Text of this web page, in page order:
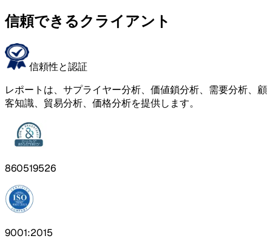
信頼できるクライアント
信頼性と認証
レポートは、サプライヤー分析、価値鎖分析、需要分析、顧
客知識、貿易分析、価格分析を提供します。
860519526
9001:2015